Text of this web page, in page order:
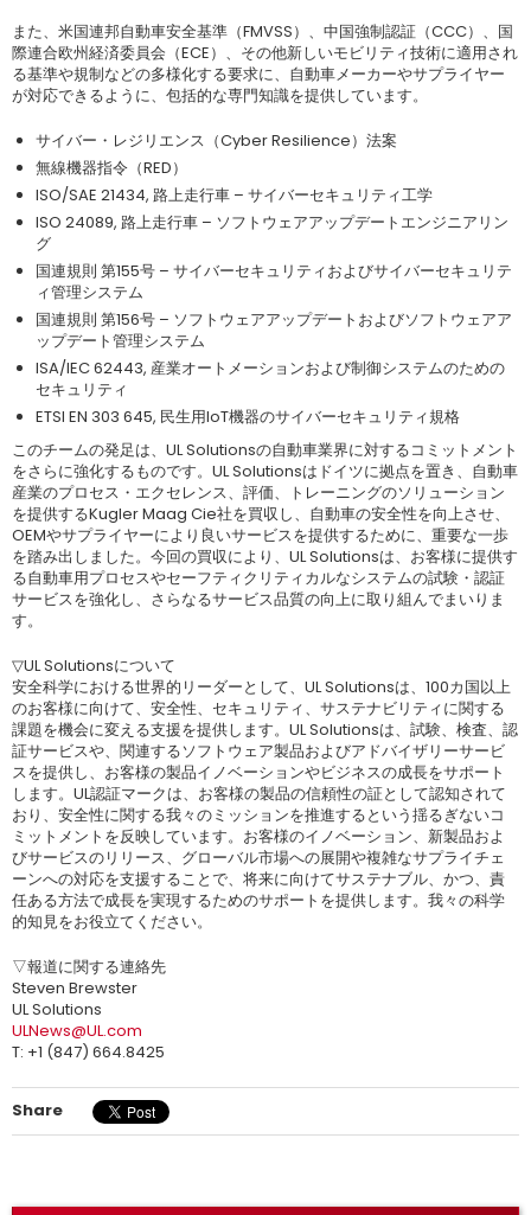
また、米国連邦自動車安全基準（FMVSS）、中国強制認証（CCC）、国
際連合欧州経済委員会（ECE）、その他新しいモビリティ技術に適用され
る基準や規制などの多様化する要求に、自動車メーカーやサプライヤー
が対応できるように、包括的な専門知識を提供しています。
サイバー・レジリエンス（Cyber Resilience）法案
無線機器指令（RED）
ISO/SAE 21434, 路上走行車 – サイバーセキュリティ工学
ISO 24089, 路上走行車 – ソフトウェアアップデートエンジニアリン
グ
国連規則 第155号 – サイバーセキュリティおよびサイバーセキュリテ
ィ管理システム
国連規則 第156号 – ソフトウェアアップデートおよびソフトウェアア
ップデート管理システム
ISA/IEC 62443, 産業オートメーションおよび制御システムのための
セキュリティ
ETSI EN 303 645, 民生用IoT機器のサイバーセキュリティ規格
このチームの発足は、UL Solutionsの自動車業界に対するコミットメント
をさらに強化するものです。UL Solutionsはドイツに拠点を置き、自動車
産業のプロセス・エクセレンス、評価、トレーニングのソリューション
を提供するKugler Maag Cie社を買収し、自動車の安全性を向上させ、
OEMやサプライヤーにより良いサービスを提供するために、重要な一歩
を踏み出しました。今回の買収により、UL Solutionsは、お客様に提供す
る自動車用プロセスやセーフティクリティカルなシステムの試験・認証
サービスを強化し、さらなるサービス品質の向上に取り組んでまいりま
す。
▽UL Solutionsについて
安全科学における世界的リーダーとして、UL Solutionsは、100カ国以上
のお客様に向けて、安全性、セキュリティ、サステナビリティに関する
課題を機会に変える支援を提供します。UL Solutionsは、試験、検査、認
証サービスや、関連するソフトウェア製品およびアドバイザリーサービ
スを提供し、お客様の製品イノベーションやビジネスの成長をサポート
します。UL認証マークは、お客様の製品の信頼性の証として認知されて
おり、安全性に関する我々のミッションを推進するという揺るぎないコ
ミットメントを反映しています。お客様のイノベーション、新製品およ
びサービスのリリース、グローバル市場への展開や複雑なサプライチェ
ーンへの対応を支援することで、将来に向けてサステナブル、かつ、責
任ある方法で成長を実現するためのサポートを提供します。我々の科学
的知見をお役立てください。
▽報道に関する連絡先
Steven Brewster
UL Solutions
ULNews@UL.com
T: +1 (847) 664.8425
Share